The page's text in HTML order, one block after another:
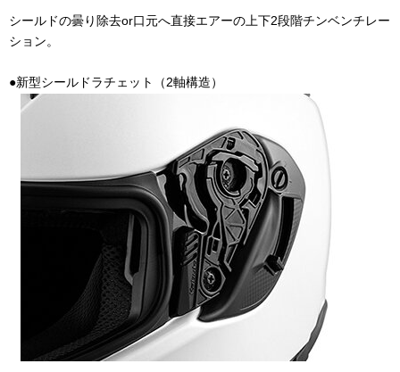
シールドの曇り除去or口元へ直接エアーの上下2段階チンベンチレー
ション。
●新型シールドラチェット（2軸構造）